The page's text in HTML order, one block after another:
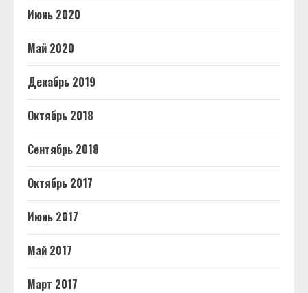
Июнь 2020
Май 2020
Декабрь 2019
Октябрь 2018
Сентябрь 2018
Октябрь 2017
Июнь 2017
Май 2017
Март 2017